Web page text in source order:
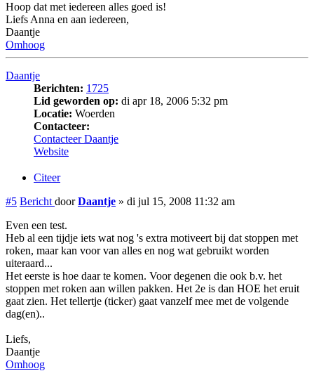
Hoop dat met iedereen alles goed is!
Liefs Anna en aan iedereen,
Daantje
Omhoog
Daantje
Berichten: 1725
Lid geworden op: di apr 18, 2006 5:32 pm
Locatie: Woerden
Contacteer:
Contacteer Daantje
Website
Citeer
#5 Bericht doorDaantje » di jul 15, 2008 11:32 am
Even een test.
Heb al een tijdje iets wat nog 's extra motiveert bij dat stoppen met
roken, maar kan voor van alles en nog wat gebruikt worden
uiteraard...
Het eerste is hoe daar te komen. Voor degenen die ook b.v. het
stoppen met roken aan willen pakken. Het 2e is dan HOE het eruit
gaat zien. Het tellertje (ticker) gaat vanzelf mee met de volgende
dag(en)..
Liefs,
Daantje
Omhoog